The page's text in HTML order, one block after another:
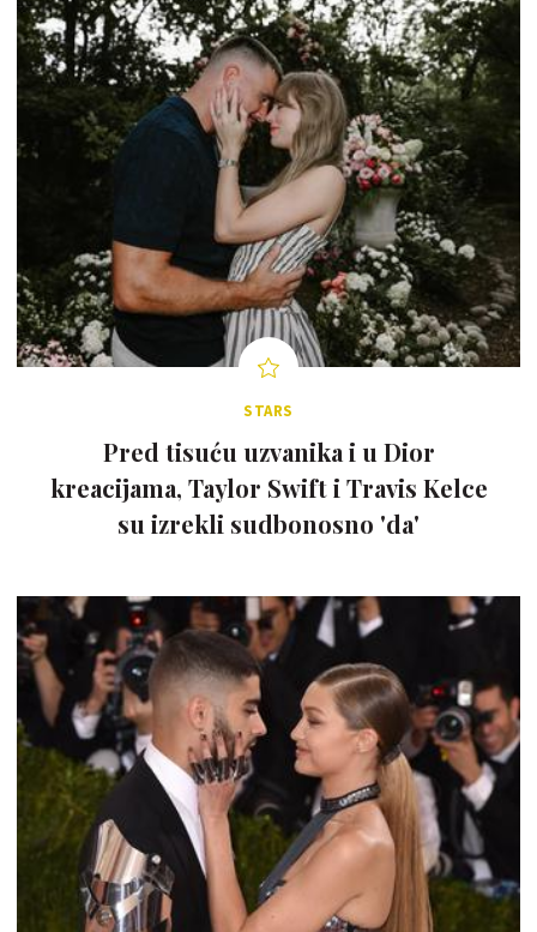
STARS
Pred tisuću uzvanika i u Dior
kreacijama, Taylor Swift i Travis Kelce
su izrekli sudbonosno 'da'